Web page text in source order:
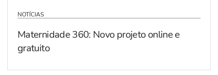
NOTÍCIAS
Maternidade 360: Novo projeto online e
gratuito